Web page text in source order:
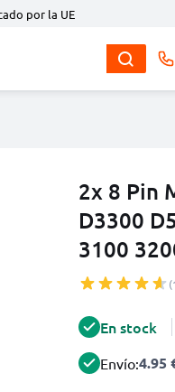
por la UE
2x 8 Pin
D3300
3100
En stock
Envío:4.95